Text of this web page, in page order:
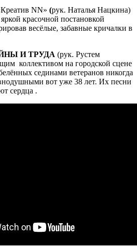
NN» (рук. Наталья Нацкина)
красочной постановкой
весёлые, забавные кричалки в
И ТРУДА (рук. Рустем
коллективом на городской сцене
сединами ветеранов никогда
вот уже 38 лет. Их песни
сердца .